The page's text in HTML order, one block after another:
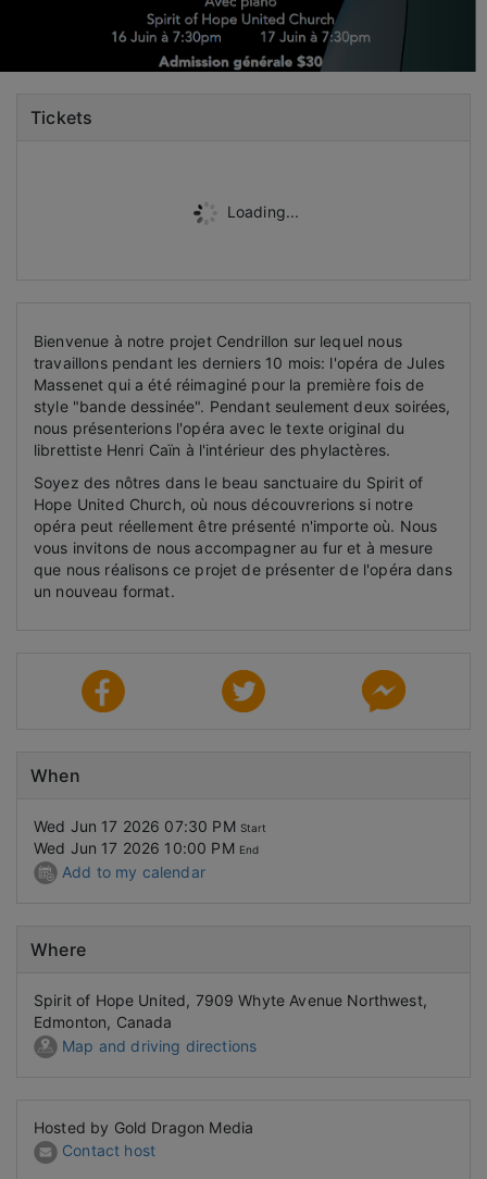
Tickets
Loading...
Bienvenue à notre projet Cendrillon sur lequel nous
travaillons pendant les derniers 10 mois: l'opéra de Jules
Massenet qui a été réimaginé pour la première fois de
style "bande dessinée". Pendant seulement deux soirées,
nous présenterions l'opéra avec le texte original du
librettiste Henri Caïn à l'intérieur des phylactères.
Soyez des nôtres dans le beau sanctuaire du Spirit of
Hope United Church, où nous découvrerions si notre
opéra peut réellement être présenté n'importe où. Nous
vous invitons de nous accompagner au fur et à mesure
que nous réalisons ce projet de présenter de l'opéra dans
un nouveau format.
When
Wed Jun 17 2026 07:30 PM Start
Wed Jun 17 2026 10:00 PM End
Add to my calendar
Where
Spirit of Hope United, 7909 Whyte Avenue Northwest,
Edmonton, Canada
Map and driving directions
Hosted by Gold Dragon Media
Contact host